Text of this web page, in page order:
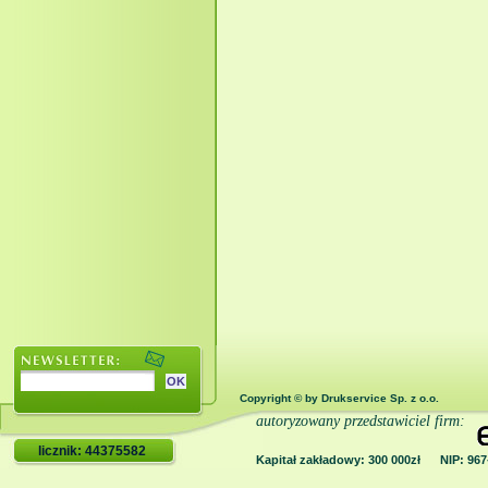
Copyright © by Drukservice Sp. z o.o.
licznik: 44375582
autoryzowany przedstawiciel firm:
Kapitał zakładowy: 300 000zł NIP: